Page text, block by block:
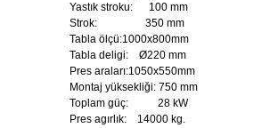
Yastık stroku: 100 mm
Strok: 350 mm
Tabla ölçü:1000x800mm
Tabla deligi: Ø220 mm
Pres araları:1050x550mm
Montaj yüksekliği: 750 mm
Toplam güç: 28 kW
Pres agırlık: 14000 kg.